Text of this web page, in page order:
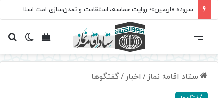
سروده‌ «اربعین»؛ روایت حماسه، استقامت و تمدن‌سازی امت اسلامی
تغییرمشاهده فهرست
ستاد اقامه نماز / اخبار /گفتگوها